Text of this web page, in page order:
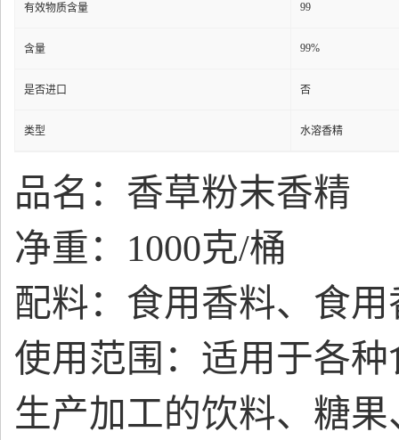
有效物质含量 99
含量 99%
是否进口 否
类型 水溶香精
品名：香草粉末香精
净重：1000克/桶
配料：食用香料、食
使用范围：适用于各
生产加工的饮料、糖